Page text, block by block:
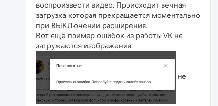
воспроизвести видео. Происходит вечная
загрузка которая прекращается моментально
при ВЫКЛючении расширения.
Вот ещё пример ошибок из работы VK не
загружаются изображения,
не